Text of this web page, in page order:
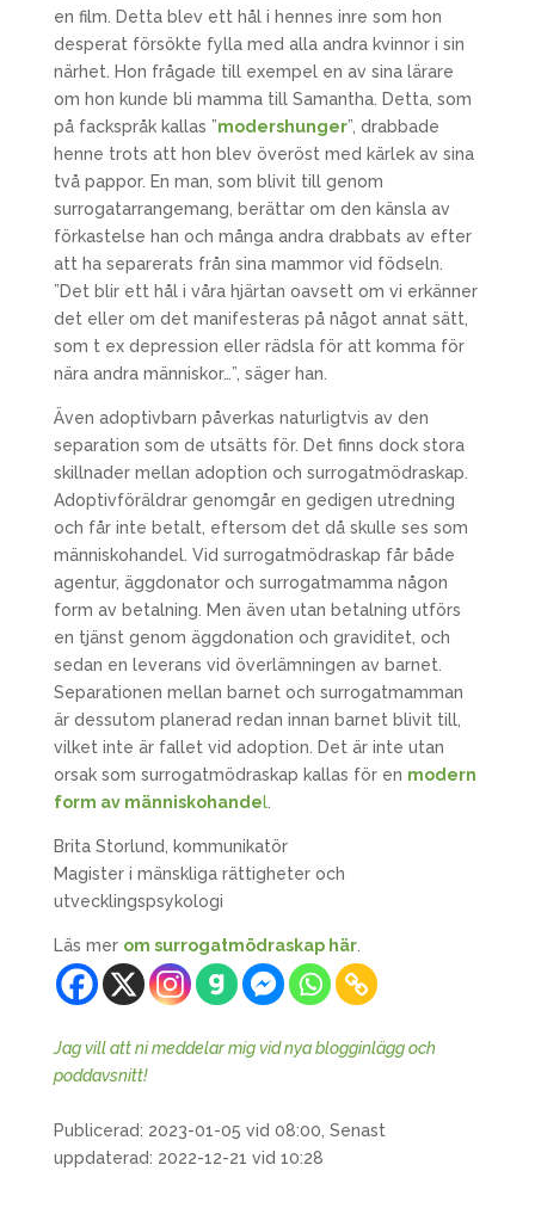
en film. Detta blev ett hål i hennes inre som hon
desperat försökte fylla med alla andra kvinnor i sin
närhet. Hon frågade till exempel en av sina lärare
om hon kunde bli mamma till Samantha. Detta, som
på fackspråk kallas ”modershunger”, drabbade
henne trots att hon blev överöst med kärlek av sina
två pappor. En man, som blivit till genom
surrogatarrangemang, berättar om den känsla av
förkastelse han och många andra drabbats av efter
att ha separerats från sina mammor vid födseln.
”Det blir ett hål i våra hjärtan oavsett om vi erkänner
det eller om det manifesteras på något annat sätt,
som t ex depression eller rädsla för att komma för
nära andra människor…”, säger han.
Även adoptivbarn påverkas naturligtvis av den
separation som de utsätts för. Det finns dock stora
skillnader mellan adoption och surrogatmödraskap.
Adoptivföräldrar genomgår en gedigen utredning
och får inte betalt, eftersom det då skulle ses som
människohandel. Vid surrogatmödraskap får både
agentur, äggdonator och surrogatmamma någon
form av betalning. Men även utan betalning utförs
en tjänst genom äggdonation och graviditet, och
sedan en leverans vid överlämningen av barnet.
Separationen mellan barnet och surrogatmamman
är dessutom planerad redan innan barnet blivit till,
vilket inte är fallet vid adoption. Det är inte utan
orsak som surrogatmödraskap kallas för en modern
form av människohandel.
Brita Storlund, kommunikatör
Magister i mänskliga rättigheter och
utvecklingspsykologi
Läs mer om surrogatmödraskap här.
Jag vill att ni meddelar mig vid nya blogginlägg och
poddavsnitt!
Publicerad: 2023-01-05 vid 08:00, Senast
uppdaterad: 2022-12-21 vid 10:28